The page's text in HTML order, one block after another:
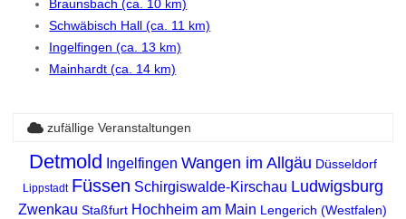
Braunsbach (ca. 10 km)
Schwäbisch Hall (ca. 11 km)
Ingelfingen (ca. 13 km)
Mainhardt (ca. 14 km)
zufällige Veranstaltungen
Detmold Ingelfingen Wangen im Allgäu Düsseldorf
Lippstadt Füssen Schirgiswalde-Kirschau Ludwigsburg
Zwenkau Staßfurt Hochheim am Main Lengerich (Westfalen)